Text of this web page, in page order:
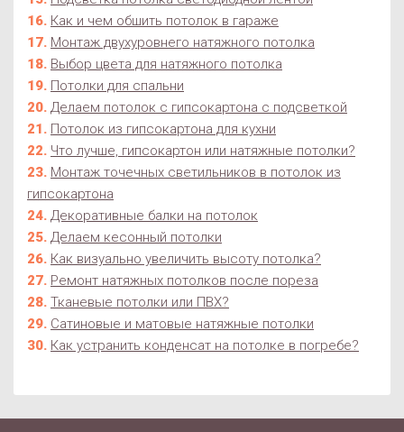
Как и чем обшить потолок в гараже
Монтаж двухуровнего натяжного потолка
Выбор цвета для натяжного потолка
Потолки для спальни
Делаем потолок с гипсокартона с подсветкой
Потолок из гипсокартона для кухни
Что лучше, гипсокартон или натяжные потолки?
Монтаж точечных светильников в потолок из
гипсокартона
Декоративные балки на потолок
Делаем кесонный потолки
Как визуально увеличить высоту потолка?
Ремонт натяжных потолков после пореза
Тканевые потолки или ПВХ?
Сатиновые и матовые натяжные потолки
Как устранить конденсат на потолке в погребе?